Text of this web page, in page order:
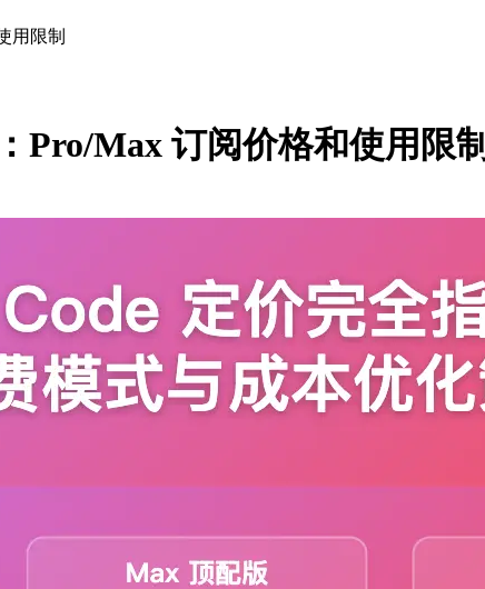
用限制
Pro/Max 订阅价格和使用限制